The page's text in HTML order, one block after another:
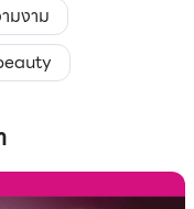
มงาม